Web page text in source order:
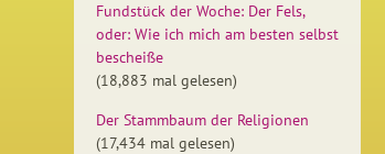
Fundstück der Woche: Der Fels,
oder: Wie ich mich am besten selbst
bescheiße
(18,883 mal gelesen)
Der Stammbaum der Religionen
(17,434 mal gelesen)